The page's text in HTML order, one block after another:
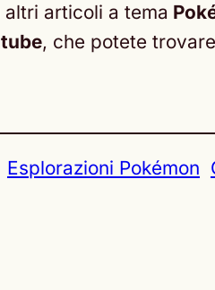
articoli a tema
, che potete
Esplorazioni Pokémon